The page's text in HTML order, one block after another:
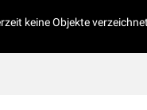
keine Objekte